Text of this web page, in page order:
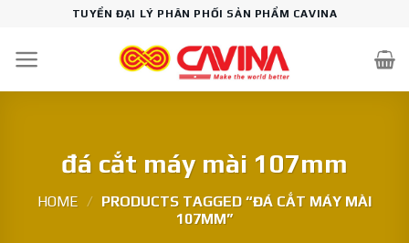
content
TUYỂN ĐẠI LÝ PHÂN PHỐI SẢN PHẨM CAVINA
đá cắt máy mài 107mm
HOME / PRODUCTS TAGGED “ĐÁ CẮT MÁY MÀI
107MM”